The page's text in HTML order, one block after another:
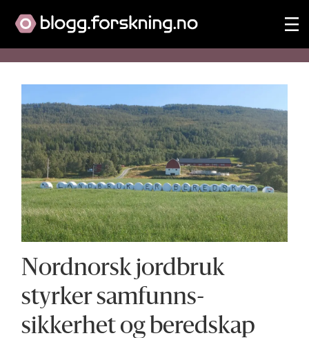
Tag:
mat
Nordnorsk jordbruk
styrker samfunns­­
sikkerhet og beredskap